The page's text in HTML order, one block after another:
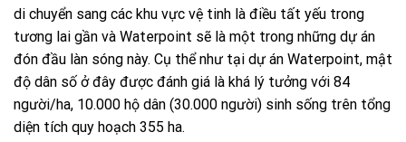
di chuyển sang các khu vực vệ tinh là điều tất yếu trong
tương lai gần và Waterpoint sẽ là một trong những dự án
đón đầu làn sóng này. Cụ thể như tại dự án Waterpoint, mật
độ dân số ở đây được đánh giá là khá lý tưởng với 84
người/ha, 10.000 hộ dân (30.000 người) sinh sống trên tổng
diện tích quy hoạch 355 ha.